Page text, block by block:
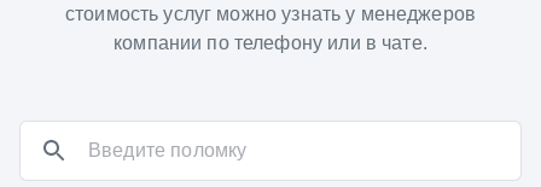
стоимость услуг можно узнать у менеджеров
компании по телефону или в чате.